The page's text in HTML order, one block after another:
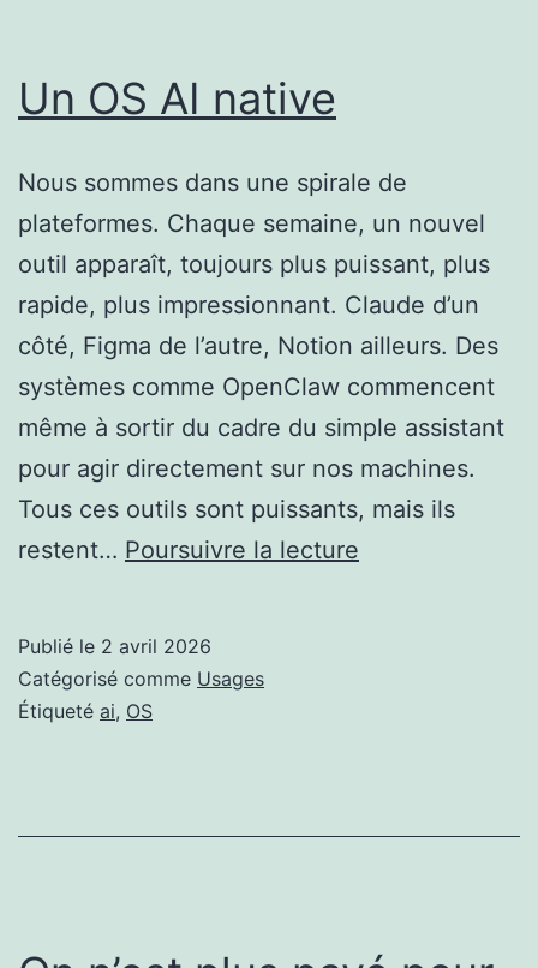
Un OS AI native
Nous sommes dans une spirale de
plateformes. Chaque semaine, un nouvel
outil apparaît, toujours plus puissant, plus
rapide, plus impressionnant. Claude d’un
côté, Figma de l’autre, Notion ailleurs. Des
systèmes comme OpenClaw commencent
même à sortir du cadre du simple assistant
pour agir directement sur nos machines.
Tous ces outils sont puissants, mais ils
restent… Poursuivre la lecture
Publié le 2 avril 2026
Catégorisé comme Usages
Étiqueté ai, OS